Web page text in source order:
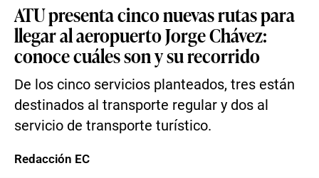
ATU presenta cinco nuevas rutas para
llegar al aeropuerto Jorge Chávez:
conoce cuáles son y su recorrido
De los cinco servicios planteados, tres están
destinados al transporte regular y dos al
servicio de transporte turístico.
Redacción EC